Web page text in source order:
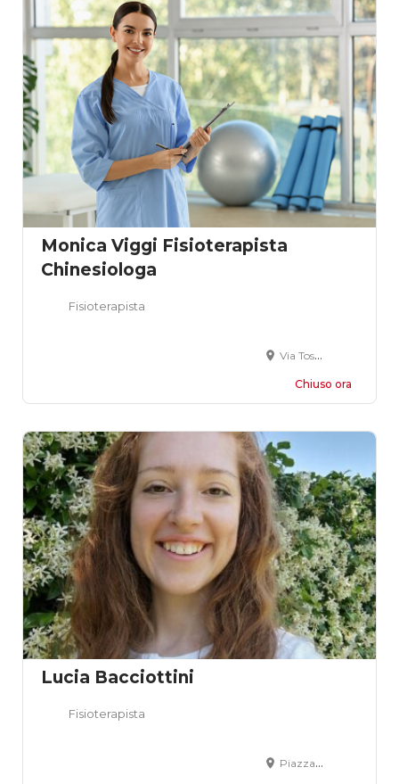
Monica Viggi Fisioterapista
Chinesiologa
Fisioterapista
Via Tosco Romagnola Ovest, 210, Fornacette, PI, Italia
Chiuso ora
Lucia Bacciottini
Fisioterapista
Piazza Vincenzo Cuoco, 1, San Miniato PI, Italia